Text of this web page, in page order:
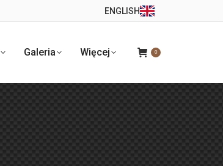
ENGLISH
Galeria Więcej 0